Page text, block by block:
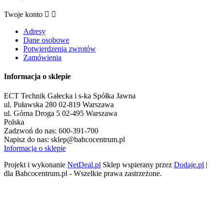
Twoje konto  
Adresy
Dane osobowe
Potwierdzenia zwrotów
Zamówienia
Informacja o sklepie
ECT Technik Gałecka i s-ka Spółka Jawna
ul. Puławska 280 02-819 Warszawa
ul. Górna Droga 5 02-495 Warszawa
Polska
Zadzwoń do nas: 600-391-700
Napisz do nas: sklep@bahcocentrum.pl
Informacja o sklepie
Projekt i wykonanie NetDeal.pl Sklep wspierany przez Dodaje.pl |
dla Bahcocentrum.pl - Wszelkie prawa zastrzeżone.